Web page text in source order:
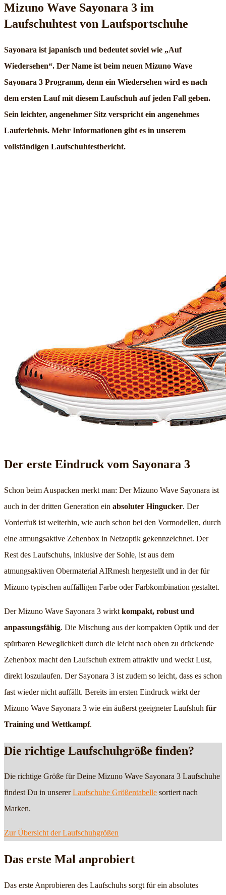
Mizuno Wave Sayonara 3 im
Laufschuhtest von Laufsportschuhe
Sayonara ist japanisch und bedeutet soviel wie „Auf
Wiedersehen“. Der Name ist beim neuen Mizuno Wave
Sayonara 3 Programm, denn ein Wiedersehen wird es nach
dem ersten Lauf mit diesem Laufschuh auf jeden Fall geben.
Sein leichter, angenehmer Sitz verspricht ein angenehmes
Lauferlebnis. Mehr Informationen gibt es in unserem
vollständigen Laufschuhtestbericht.
Der erste Eindruck vom Sayonara 3
Schon beim Auspacken merkt man: Der Mizuno Wave Sayonara ist
auch in der dritten Generation ein absoluter Hingucker. Der
Vorderfuß ist weiterhin, wie auch schon bei den Vormodellen, durch
eine atmungsaktive Zehenbox in Netzoptik gekennzeichnet. Der
Rest des Laufschuhs, inklusive der Sohle, ist aus dem
atmungsaktiven Obermaterial AIRmesh hergestellt und in der für
Mizuno typischen auffälligen Farbe oder Farbkombination gestaltet.
Der Mizuno Wave Sayonara 3 wirkt kompakt, robust und
anpassungsfähig. Die Mischung aus der kompakten Optik und der
spürbaren Beweglichkeit durch die leicht nach oben zu drückende
Zehenbox macht den Laufschuh extrem attraktiv und weckt Lust,
direkt loszulaufen. Der Sayonara 3 ist zudem so leicht, dass es schon
fast wieder nicht auffällt. Bereits im ersten Eindruck wirkt der
Mizuno Wave Sayonara 3 wie ein äußerst geeigneter Laufshuh für
Training und Wettkampf.
Die richtige Laufschuhgröße finden?
Die richtige Größe für Deine Mizuno Wave Sayonara 3 Laufschuhe
findest Du in unsererLaufschuhe Größentabelle sortiert nach
Marken.
Zur Übersicht der Laufschuhgrößen
Das erste Mal anprobiert
Das erste Anprobieren des Laufschuhs sorgt für ein absolutes